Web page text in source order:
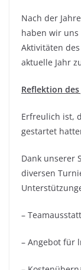
Nach der
haben wir uns
Aktivitäten
aktuelle Jahr
Reflektion des
Erfreulich ist,
gestartet
Dank unserer
diversen
–
– Angebot für